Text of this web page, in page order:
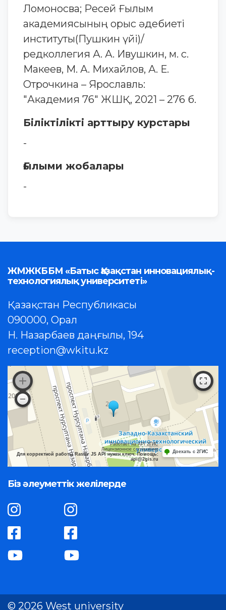
Ломоносва; Ресей Ғылым
академиясының орыс әдебиеті
институты(Пушкин үйі)/
редколлегия А. А. Ивушкин, м. с.
Макеев, М. А. Михайлов, А. Е.
Отрочкина – Ярославль:
"Академия 76" ЖШҚ, 2021 – 276 б.
Біліктілікті арттыру курстары
-
Ғылыми жобалары
-
ЖМЖКББМ «Батыс Қазақстан инновациялық-
технологиялық университеті»
Қазақстан Республикасы
090000, Орал
Н. Назарбаев даңғылы, 194
reception@wkitu.kz
Работает на API 2ГИС
Лицензионное соглашение
Для корректной работы Raster JS API нужен ключ. Помощь:
api@2gis.ru
Доехать с 2ГИС
Біз әлеуметтік желілерде
© 2026 West university